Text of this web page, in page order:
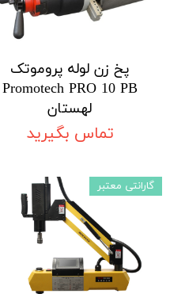
پخ زن لوله پروموتک
Promotech PRO 10 PB
لهستان
تماس بگیرید
گارانتی معتبر